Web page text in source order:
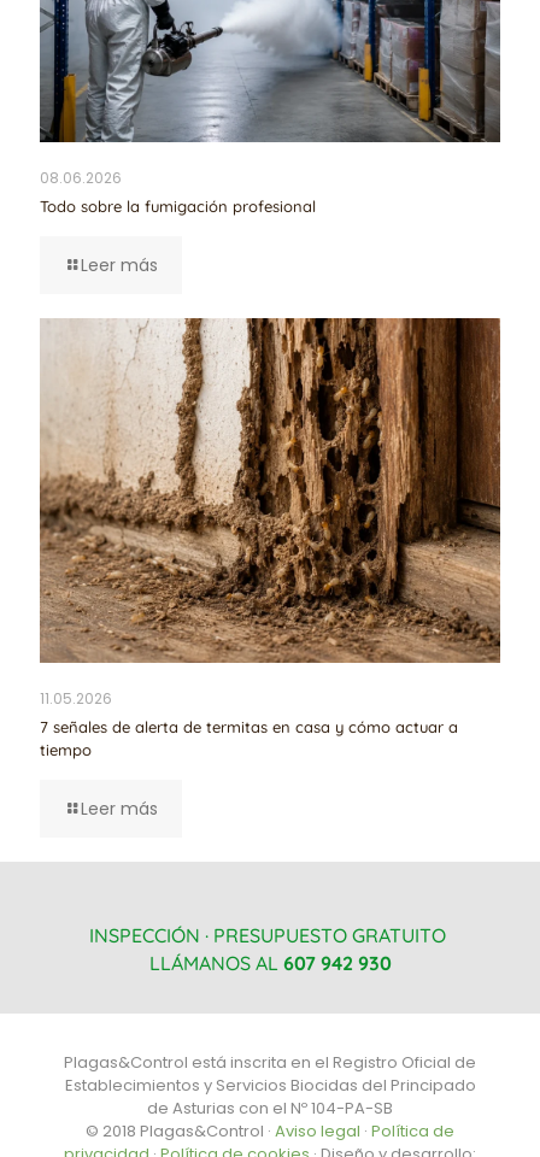
08.06.2026
Todo sobre la fumigación profesional
Leer más
11.05.2026
7 señales de alerta de termitas en casa y cómo actuar a
tiempo
Leer más
INSPECCIÓN · PRESUPUESTO GRATUITO
LLÁMANOS AL 607 942 930
Plagas&Control está inscrita en el Registro Oficial de
Establecimientos y Servicios Biocidas del Principado
de Asturias con el Nº 104-PA-SB
© 2018 Plagas&Control · Aviso legal · Política de